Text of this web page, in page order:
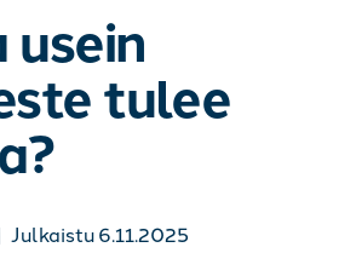
usein
tulee
Julkaistu 6.11.2025